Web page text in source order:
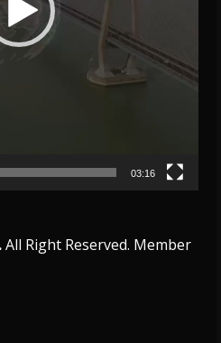
03:16
All Right Reserved. Member